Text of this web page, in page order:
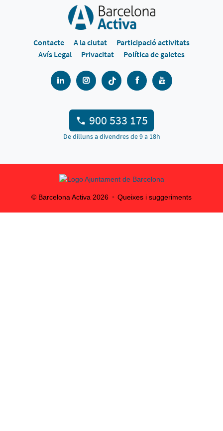
Contacte A la ciutat
Participació activitats
Avís Legal
Privacitat Política de galetes
900 533 175
De dilluns a divendres de 9 a 18h
© Barcelona Activa 2026 Queixes i suggeriments